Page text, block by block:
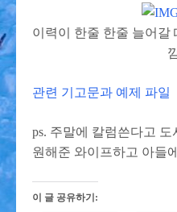
이력이 한줄 한줄 늘어갈
관련 기고문과 예제 파일
ps. 주말에 칼럼쓴다고
원해준 와이프하고 아들
이 글 공유하기: